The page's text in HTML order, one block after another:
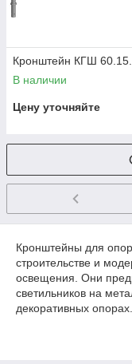
Кронштейн КГШ
В наличии
Цену уточняйте
Кронштейны для
строительстве и
освещения. Они
светильников на
декоративных
потока и